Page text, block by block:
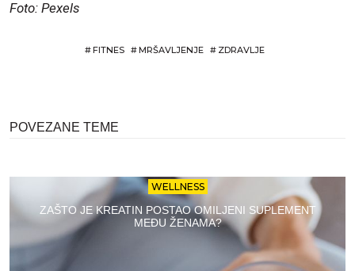
Foto: Pexels
#FITNES #MRŠAVLJENJE # ZDRAVLJE
POVEZANE TEME
WELLNESS
ZAŠTO JE KREATIN POSTAO OMILJENI SUPLEMENT
MEĐU ŽENAMA?